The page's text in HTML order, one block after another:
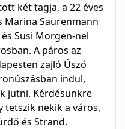
két tagja, a 22 éves
Marina Saurenmann
Susi Morgen-nel
A páros az
zajló Úszó
indul,
jutni. Kérdésünkre
tetszik nekik a város,
és Strand.